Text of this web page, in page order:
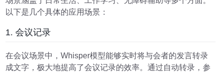
以下是几个具体的应用场景：
1. 会议记录
在会议场景中，Whisper模型能够实时将与会者的发言转录
成文字，极大地提高了会议记录的效率。通过自动转录，参